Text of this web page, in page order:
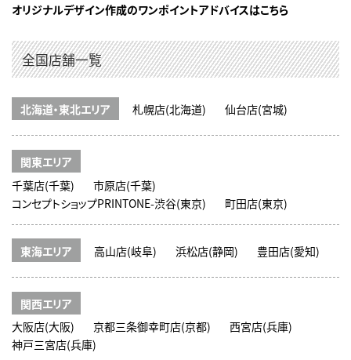
オリジナルデザイン作成のワンポイントアドバイスはこちら
全国店舗一覧
北海道・東北エリア 札幌店(北海道) 仙台店(宮城)
関東エリア
千葉店(千葉)
市原店(千葉)
コンセプトショップPRINTONE-渋谷(東京)
町田店(東京)
東海エリア 高山店(岐阜) 浜松店(静岡) 豊田店(愛知)
関西エリア
大阪店(大阪)
京都三条御幸町店(京都)
西宮店(兵庫)
神戸三宮店(兵庫)